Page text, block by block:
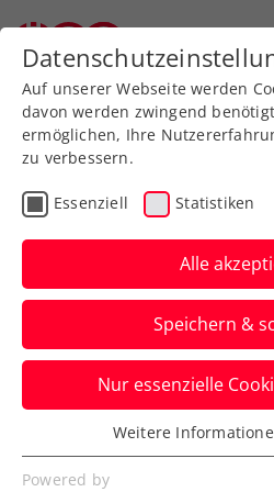
Aktuelle
News filtern
Auf unserer Webseite werden
davon werden zwingend
ermöglichen, Ihre
zu verbessern.
Essenziell Statistiken
Alle
Speichern &
Nur essenzielle
Essenziell
Essenzielle Cookies werden für
Weitere
Powered by